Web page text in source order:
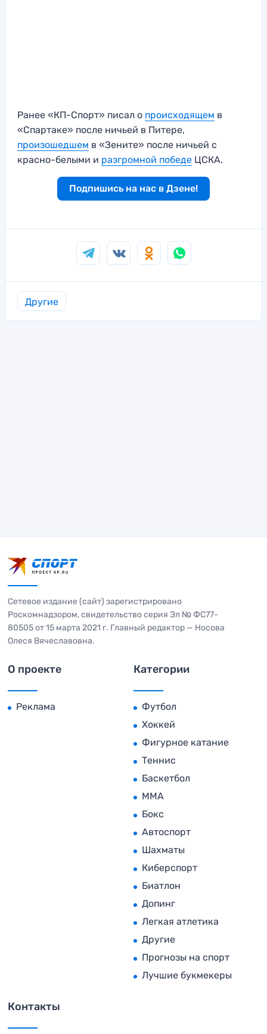
Ранее «КП-Спорт» писал о происходящем в
«Спартаке» после ничьей в Питере,
произошедшем в «Зените» после ничьей с
красно-белыми и разгромной победе ЦСКА.
Подпишись на нас в Дзене!
Другие
Сетевое издание (сайт) зарегистрировано
Роскомнадзором, свидетельство серия Эл № ФС77-
80505 от 15 марта 2021 г. Главный редактор — Носова
Олеся Вячеславовна.
О проекте
Реклама
Категории
Футбол
Хоккей
Фигурное катание
Теннис
Баскетбол
MMA
Бокс
Автоспорт
Шахматы
Киберспорт
Биатлон
Допинг
Легкая атлетика
Другие
Прогнозы на спорт
Лучшие букмекеры
Контакты